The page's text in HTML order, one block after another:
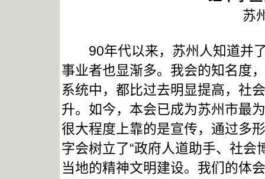
苏
90年代以来，苏州人知道并了
事业者也显渐多。我会的知名度
系统中，都比过去明显提高，社
升。如今，本会已成为苏州市最
很大程度上靠的是宣传，通过多
字会树立了“政府人道助手、社会
当地的精神文明建设。我们的体